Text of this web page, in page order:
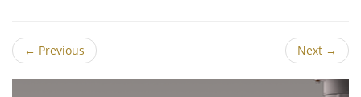
← Previous Next →